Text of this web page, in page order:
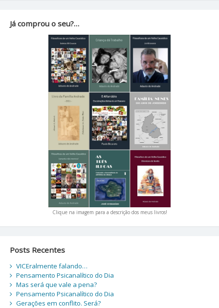
Já comprou o seu?…
Clique na imagem para a descrição dos meus livros!
Posts Recentes
VICEralmente falando…
Pensamento Psicanalítico do Dia
Mas será que vale a pena?
Pensamento Psicanalítico do Dia
Gerações em conflito. Será?